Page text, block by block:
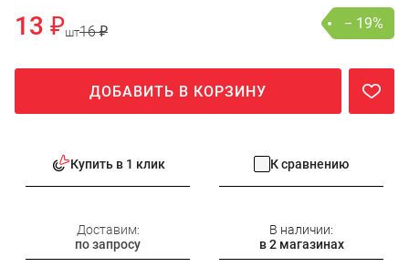
13 ₽шт16 ₽ − 19%
ДОБАВИТЬ В КОРЗИНУ
Купить в 1 клик К сравнению
Доставим:
по запросу
В наличии:
в 2 магазинах